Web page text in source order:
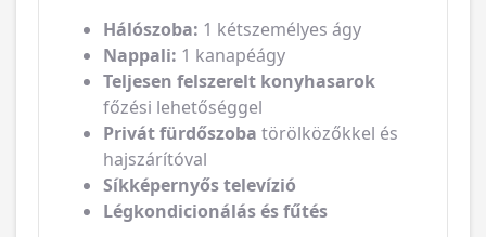
Hálószoba: 1 kétszemélyes ágy
Nappali: 1 kanapéágy
Teljesen felszerelt konyhasarok
főzési lehetőséggel
Privát fürdőszoba törölközőkkel és
hajszárítóval
Síkképernyős televízió
Légkondicionálás és fűtés